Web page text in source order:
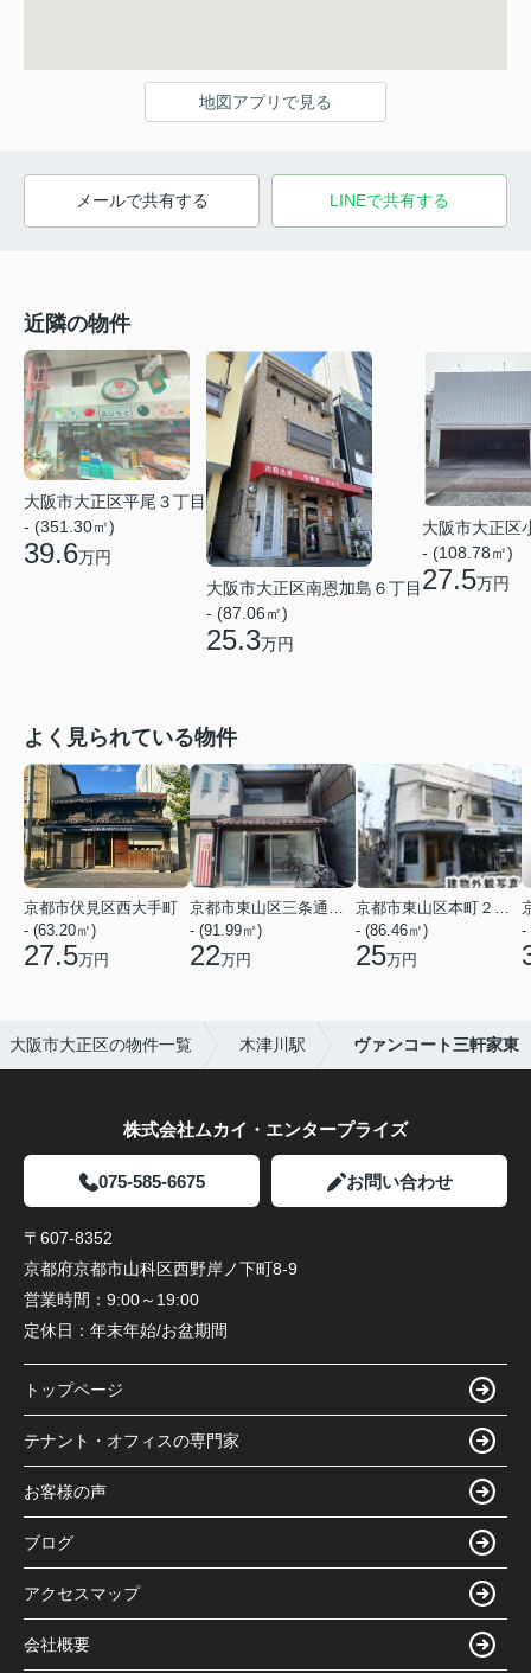
地図アプリで見る
メールで共有する LINEで共有する
近隣の物件
大阪市大正区平尾３丁目
- (351.30㎡)
39.6万円
大阪市大正区南恩加島６丁目
- (87.06㎡)
25.3万円
大阪市大正区
- (108.78㎡)
27.5万円
よく見られている物件
京都市伏見区西大手町
- (63.20㎡)
27.5万円
京都市東山区三条通北裏白川筋西入２丁目東姉小路町
- (91.99㎡)
22万円
京都市東山区本町２２丁目
- (86.46㎡)
25万円
-
大阪市大正区の物件一覧 木津川駅 ヴァンコート三軒家東
株式会社ムカイ・エンタープライズ
075-585-6675 お問い合わせ
〒607-8352
京都府京都市山科区西野岸ノ下町8-9
営業時間： 9:00～19:00
定休日： 年末年始/お盆期間
トップページ
テナント・オフィスの専門家
お客様の声
ブログ
アクセスマップ
会社概要